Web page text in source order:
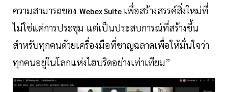
ความสามารถของ Webex Suite เพื่อสร้างสรรค์สิ่งใหม่ที่
ไม่ใช่แค่การประชุม แต่เป็นประสบการณ์ที่สร้างขึ้น
สำหรับทุกคนด้วยเครื่องมือที่ชาญฉลาดเพื่อให้มั่นใจว่า
ทุกคนอยู่ในโลกแห่งไฮบริดอย่างเท่าเทียม”